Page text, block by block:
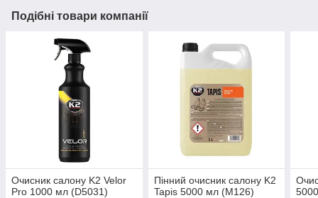
Подібні товари компанії
Очисник салону K2 Velor
Pro 1000 мл (D5031)
Пінний очисник салону K2
Tapis 5000 мл (M126)